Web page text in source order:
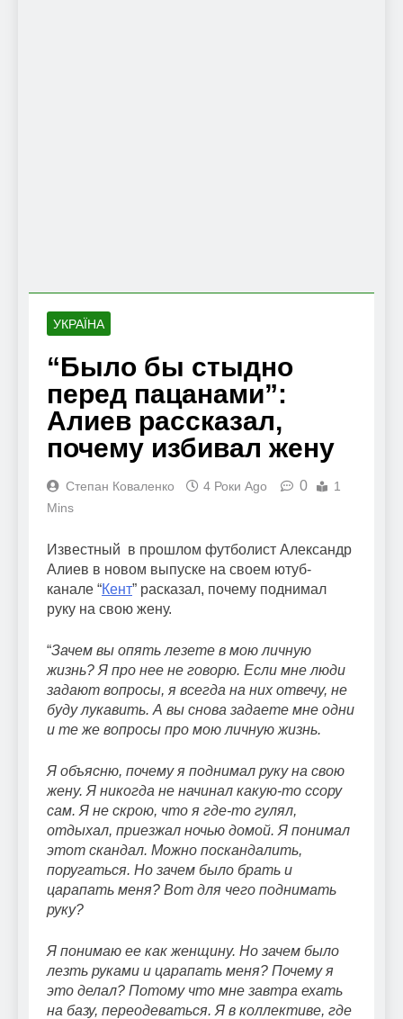
УКРАЇНА
“Было бы стыдно
перед пацанами”:
Алиев рассказал,
почему избивал жену
Степан Коваленко 4 Роки Ago 0
1
Mins
Известный в прошлом футболист Александр
Алиев в новом выпуске на своем ютуб-
канале “Кент” расказал, почему поднимал
руку на свою жену.
“Зачем вы опять лезете в мою личную
жизнь? Я про нее не говорю. Если мне люди
задают вопросы, я всегда на них отвечу, не
буду лукавить. А вы снова задаете мне одни
и те же вопросы про мою личную жизнь.
Я объясню, почему я поднимал руку на свою
жену. Я никогда не начинал какую-то ссору
сам. Я не скрою, что я где-то гулял,
отдыхал, приезжал ночью домой. Я понимал
этот скандал. Можно поскандалить,
поругаться. Но зачем было брать и
царапать меня? Вот для чего поднимать
руку?
Я понимаю ее как женщину. Но зачем было
лезть руками и царапать меня? Почему я
это делал? Потому что мне завтра ехать
на базу, переодеваться. Я в коллективе, где